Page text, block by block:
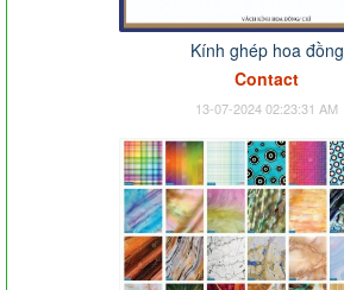
Kính ghép hoa đồng
Contact
13-07-2024 02:23:31 AM